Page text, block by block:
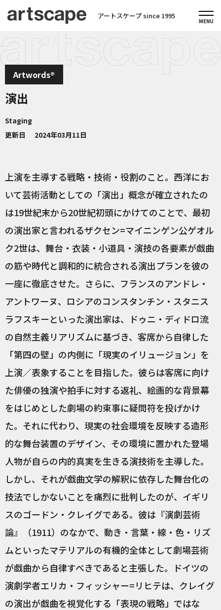
アートスケープ since 1995
Artwords®
演出
Staging
更新日
2024年03月11日
上演を主導する戦略・技術・役割のこと。西洋にお
いて芸術活動としての「演出」概念が確立されたの
は19世紀末から20世紀初頭にかけてのことで、最初
の演出家と言われるザクセン=マイニンゲン公ゲオル
ク2世は、舞台・衣装・小道具・演技の各要素が戯曲
の筋や時代と調和的に統合される演出プランを彼の
一座に徹底させた。さらに、フランスのアンドレ・
アントワーヌ、ロシアのコンスタンチン・スタニス
ラフスキーといった演出家は、ドゥニ・ディドロ流
の自然主義リアリズムに基づき、客席から自律した
「第四の壁」の内側に「現実のイリュージョン」を
上演／表象することを目指した。彼らは客席に向け
た俳優の独演や拍手に対する返礼、絵画的な背景幕
をはじめとした劇場の約束事に疑問符を投げかけ
た。それに代わり、現実の社会環境を反映する造形
的な舞台装置のデザイン、その環境に置かれた登場
人物が自らの内的真実を生きる演技術を主導した。
しかし、それが戯曲文学の解釈に依存した舞台化の
技法でしかないことを痛烈に批判したのが、イギリ
スのゴードン・クレイグである。彼は『演劇芸術
論』（1911）のなかで、動き・言葉・線・色・リズ
ムといったマテリアルの有機的全体として劇場芸術
が戯曲から自律すべきであると主張した。ドイツの
演劇学者エリカ・フィッシャー=リヒテは、クレイグ
の演出が戯曲を視覚化する「表現の戦略」ではな